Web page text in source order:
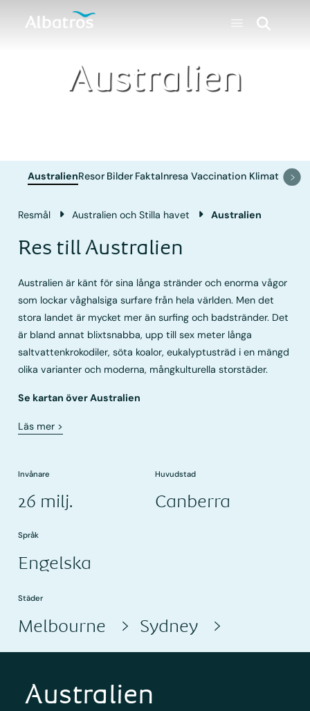
Australien
AustralienResor Bilder FaktaInresa Vaccination Klimat
Resmål Australien och Stilla havet Australien
Res till Australien
Australien är känt för sina långa stränder och enorma vågor
som lockar våghalsiga surfare från hela världen. Men det
stora landet är mycket mer än surfing och badstränder. Det
är bland annat blixtsnabba, upp till sex meter långa
saltvattenkrokodiler, söta koalor, eukalyptusträd i en mängd
olika varianter och moderna, mångkulturella storstäder.
Se kartan över Australien
Läs mer >
Invånare
26 milj.
Huvudstad
Canberra
Språk
Engelska
Städer
Melbourne Sydney
Australien